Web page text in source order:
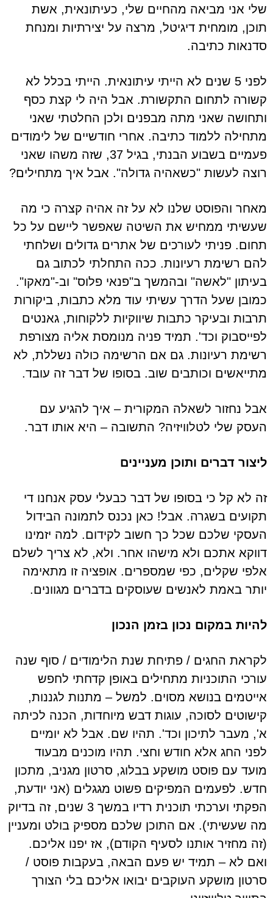
שלי אני מביאה מהחיים שלי, כעיתונאית, אשת
תוכן, מומחית דיגיטל, מרצה על יצירתיות ומנחת
סדנאות כתיבה.
לפני 5 שנים לא הייתי עיתונאית. הייתי בכלל לא
קשורה לתחום התקשורת. אבל היה לי קצת כסף
ותחושה שאני מתה מבפנים ולכן החלטתי שאני
מתחילה ללמוד כתיבה. אחרי חודשיים של לימודים
פעמיים בשבוע הבנתי, בגיל 37, שזה משהו שאני
רוצה לעשות "כשאהיה גדולה". אבל איך מתחילים?
מאחר והפוסט שלנו לא על זה אהיה קצרה כי מה
שעשיתי ממחיש את השיטה שאפשר ליישם על כל
תחום. פניתי לעורכים של אתרים גדולים ושלחתי
להם רשימת רעיונות. ככה התחלתי לכתוב גם
בעיתון "לאשה" ובהמשך ב"פנאי פלוס" וב-"מאקו".
כמובן שעל הדרך עשיתי עוד מלא כתבות, ביקורות
תרבות ובעיקר כתבות שיווקיות ללקוחות, גאנטים
לפייסבוק וכד'. תמיד פניה מנומסת אליה מצורפת
רשימת רעיונות. גם אם הרשימה כולה נשללת, לא
מתייאשים וכותבים שוב. בסופו של דבר זה עובד.
אבל נחזור לשאלה המקורית – איך להגיע עם
העסק שלי לטלוויזיה? התשובה – היא אותו דבר.
ליצור דברים ותוכן מעניינים
זה לא קל כי בסופו של דבר כבעלי עסק אנחנו די
תקועים בשגרה. אבל! כאן נכנס לתמונה הבידול
העסקי שלכם שכל כך חשוב לקידום. למה יזמינו
דווקא אתכם ולא מישהו אחר. ולא, לא צריך לשלם
אלפי שקלים, כפי שמספרים. אופציה זו מתאימה
יותר באמת לאנשים שעוסקים בדברים מגוונים.
להיות במקום נכון בזמן הנכון
לקראת החגים / פתיחת שנת הלימודים / סוף שנה
עורכי התוכניות מתחילים באופן קדחתי לחפש
אייטמים בנושא מסוים. למשל – מתנות לגננות,
קישוטים לסוכה, עוגות דבש מיוחדות, הכנה לכיתה
א', מעבר לתיכון וכד'. תהיו שם. אבל לא יומיים
לפני החג אלא חודש וחצי. תהיו מוכנים מבעוד
מועד עם פוסט מושקע בבלוג, סרטון מגניב, מתכון
חדש. לפעמים המפיקים פשוט מגגלים (אני יודעת,
הפקתי וערכתי תוכנית רדיו במשך 3 שנים, זה בדיוק
מה שעשיתי). אם התוכן שלכם מספיק בולט ומעניין
(זה מחזיר אותנו לסעיף הקודם), אז יפנו אליכם.
ואם לא – תמיד יש פעם הבאה, בעקבות פוסט /
סרטון מושקע העוקבים יבואו אליכם בלי הצורך